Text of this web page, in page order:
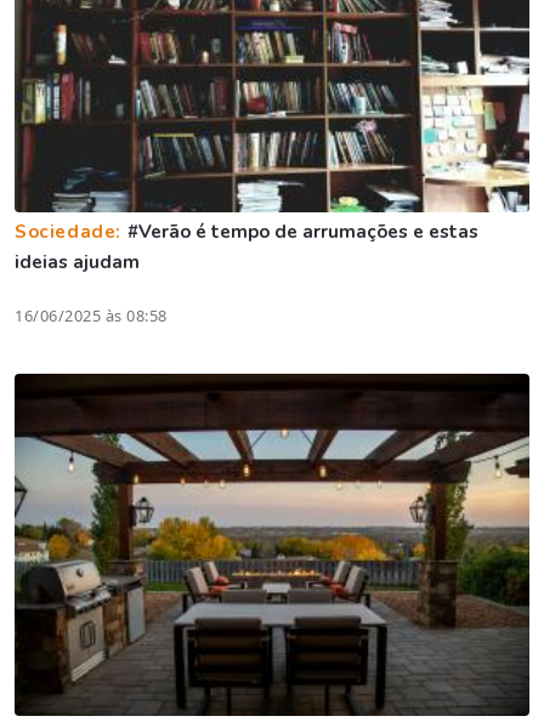
Sociedade: #Verão é tempo de arrumações e estas
ideias ajudam
16/06/2025 às 08:58